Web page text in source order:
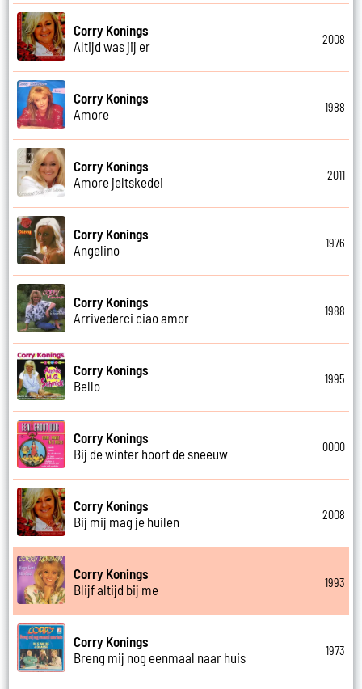
Corry Konings
Altijd was jij er
2008
Corry Konings
Amore
1988
Corry Konings
Amore jeltskedei
2011
Corry Konings
Angelino
1976
Corry Konings
Arrivederci ciao amor
1988
Corry Konings
Bello
1995
Corry Konings
Bij de winter hoort de sneeuw
0000
Corry Konings
Bij mij mag je huilen
2008
Corry Konings
Blijf altijd bij me
1993
Corry Konings
Breng mij nog eenmaal naar huis
1973